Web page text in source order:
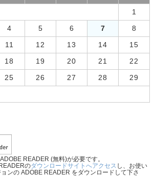
1
4 5 6 7 8
11 12 13 14 15
18 19 20 21 22
25 26 27 28 29
READER (無料)が必要です。
のダウンロードサイトへアクセス し、お使い
ンの ADOBE READER をダウンロードして下さ